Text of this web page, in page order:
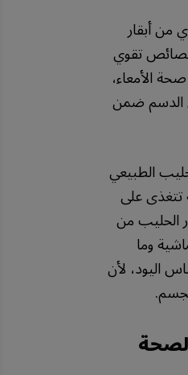
من أبقار
تقوي
الأمعاء،
الدسم ضمن
الطبيعي
تتغذى على
الحليب من
وما
اليود، لأن
لصحة